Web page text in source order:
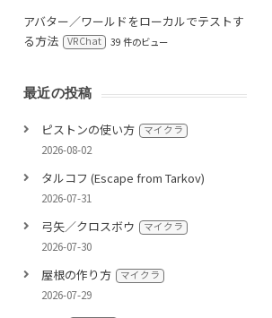
アバター／ワールドをローカルでテストす
る方法
VRChat 39 件のビュー
最近の投稿
ピストンの使い方 マイクラ
2026-08-02
タルコフ (Escape from Tarkov)
2026-07-31
弓矢／クロスボウ マイクラ
2026-07-30
屋根の作り方 マイクラ
2026-07-29